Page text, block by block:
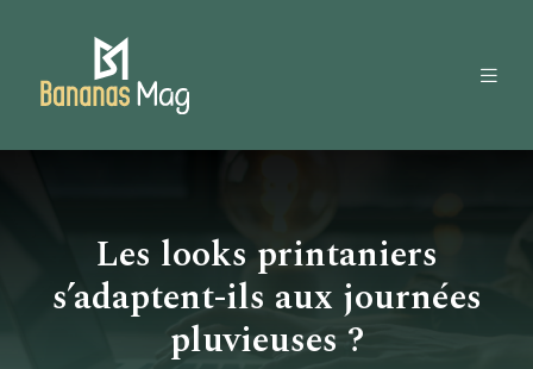
Les looks printaniers
s’adaptent-ils aux journées
pluvieuses ?